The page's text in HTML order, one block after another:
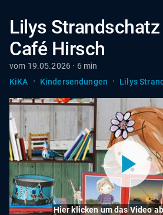
Lilys Strandschatz
Café Hirsch
vom 19.05.2026 · 6 min
KiKA
· Kindersendungen · Lilys
Hier klicken um das Video